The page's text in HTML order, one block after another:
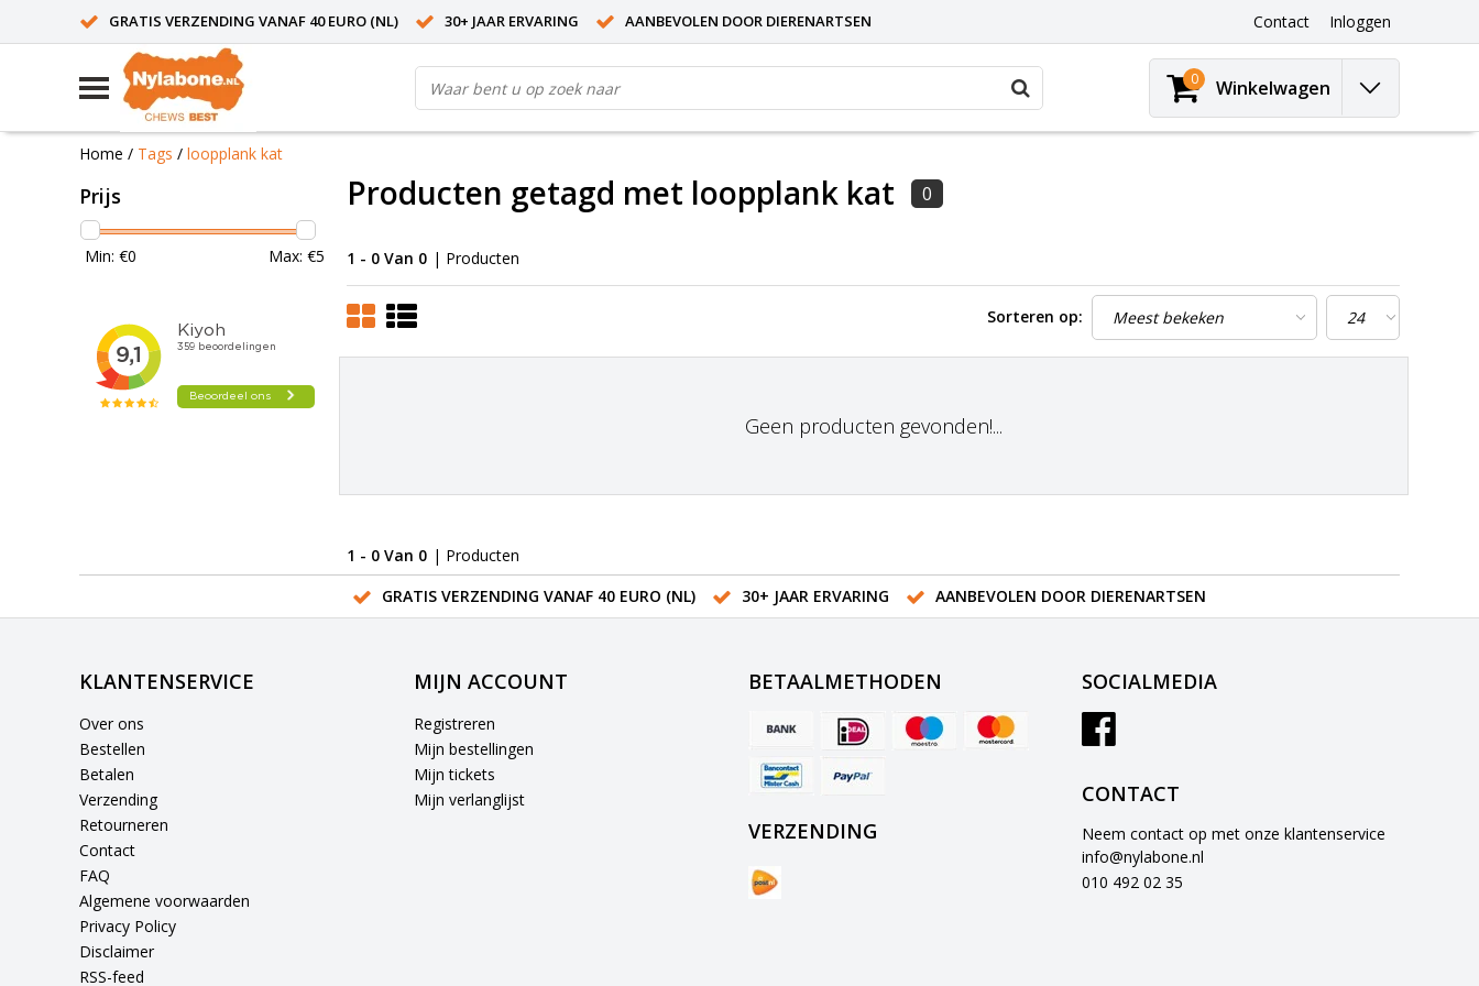
GRATIS VERZENDING VANAF 40 EURO (NL) 30+ JAAR ERVARING AANBEVOLEN DOOR DIERENARTSEN Contact Inloggen
0 Winkelwagen
Home / Tags / loopplank kat
Prijs
Min: €0 Max: €5
Producten getagd met loopplank kat 0
1 - 0 Van 0 | Producten
Sorteren op:
Geen producten gevonden!...
1 - 0 Van 0 | Producten
GRATIS VERZENDING VANAF 40 EURO (NL)
30+ JAAR ERVARING AANBEVOLEN DOOR DIERENARTSEN
KLANTENSERVICE
Over ons
Bestellen
Betalen
Verzending
Retourneren
Contact
FAQ
Algemene voorwaarden
Privacy Policy
Disclaimer
RSS-feed
MIJN ACCOUNT
Registreren
Mijn bestellingen
Mijn tickets
Mijn verlanglijst
BETAALMETHODEN
VERZENDING
SOCIALMEDIA
CONTACT
Neem contact op met onze klantenservice
info@nylabone.nl
010 492 02 35